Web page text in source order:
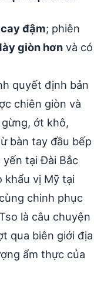
đậm; phiên
giòn hơn và có
quyết định bản
chiên giòn và
ớt khô,
bàn tay đầu bếp
tại Đài Bắc
khẩu vị Mỹ tại
chinh phục
là câu chuyện
qua biên giới địa
ẩm thực của